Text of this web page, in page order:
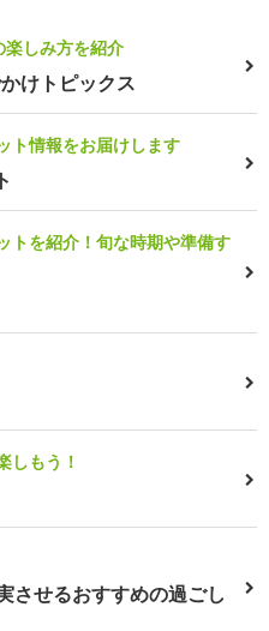
楽しみ方を紹介
けトピックス
ト情報をお届けします
トを紹介！旬な時期や準備す
しもう！
させるおすすめの過ごし